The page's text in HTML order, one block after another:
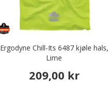
Ergodyne Chill-Its 6487 kjøle hals,
Lime
209,00 kr